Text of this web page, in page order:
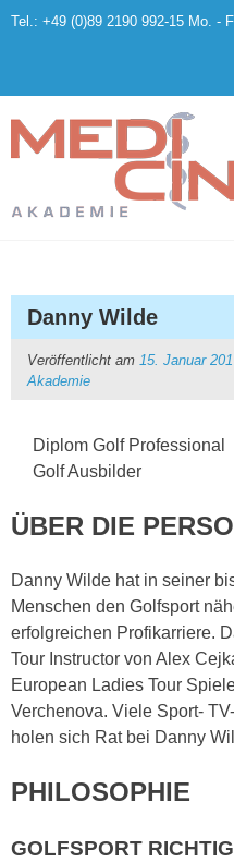
Skip
Tel.: +49 (0)89 2190 992-15 Mo. -
Danny Wilde
Veröffentlicht am 15. Januar
Akademie
Diplom Golf Professional
Golf Ausbilder
ÜBER DIE
Danny Wilde hat in seiner
Menschen den Golfsport
erfolgreichen Profikarriere.
Tour Instructor von Alex
European Ladies Tour
Verchenova. Viele Sport-
holen sich Rat bei Danny
PHILOSOPHIE
GOLFSPORT